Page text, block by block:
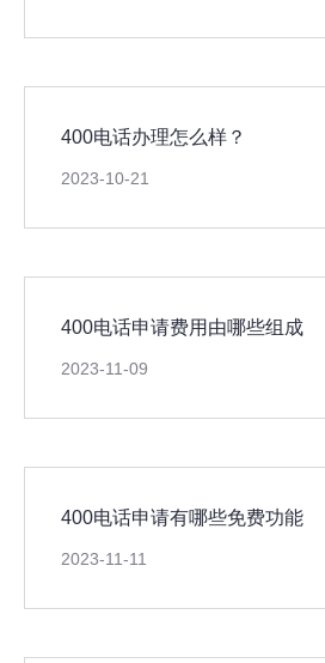
400电话办理怎么样？
2023-10-21
400电话申请费用由哪些组成
2023-11-09
400电话申请有哪些免费功能
2023-11-11